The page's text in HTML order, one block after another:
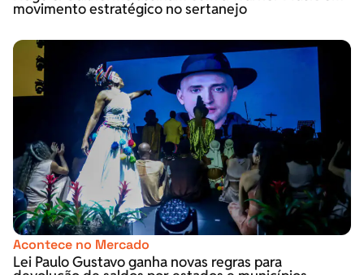
movimento estratégico no sertanejo
Acontece no Mercado
Lei Paulo Gustavo ganha novas regras para